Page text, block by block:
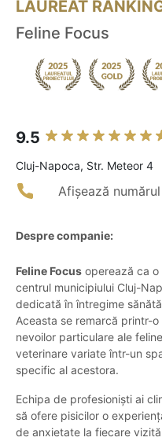
LAUREAT
Feline Focus
9.5
Cluj-Napoca, Str. Meteor 4
Afișează
Despre companie:
Feline Focus operează ca
centrul municipiului Cluj-
dedicată în întregime
Aceasta se remarcă printr-
nevoilor particulare ale
veterinare variate într-un
specific al acestora.
Echipa de profesioniști ai
să ofere pisicilor o
de anxietate la fiecare